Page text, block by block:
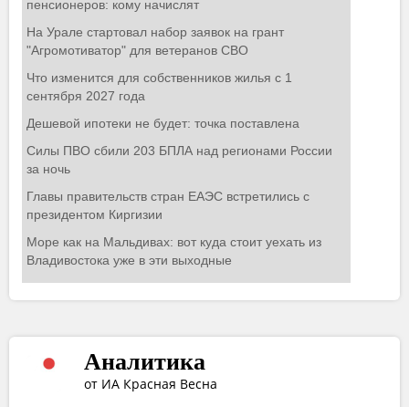
Аналитика
от ИА Красная Весна